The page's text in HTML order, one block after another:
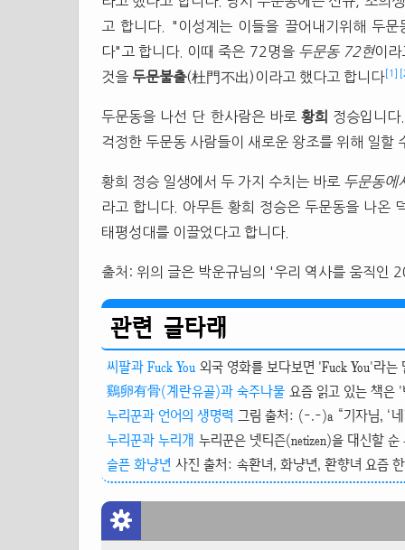
고 합니다. "이성계는 이들을 끌어내기위해 두
다"고 합니다. 이때 죽은 72명을 두문동 72현이라
것을 두문불출(杜門不出)이라고 했다고 합니다 [1]
두문동을 나선 단 한사람은 바로황희 정승입니
걱정한 두문동 사람들이 새로운 왕조를 위해 일할
황희 정승 일생에서 두 가지 수치는 바로 두문동에
라고 합니다. 아무튼 황희 정승은 두문동을 나온
태평성대를 이끌었다고 합니다.
출처: 위의 글은 박운규님의 '우리 역사를 움직인
관련 글타래
씨팔과 Fuck You 외국 영화를 보다보면 'Fuck You'라
鷄卵有骨(계란유골)과 숙주나물 요즘 읽고 있는 책은
누리꾼과 언어의 생명력 그림 출처: (-.-)a “기자님, ‘
누리꾼과 누리개 누리꾼은 넷티즌(netizen)을 대신할
슬픈 화냥년 사진 출처: 속환녀, 화냥년, 환향녀 요즘